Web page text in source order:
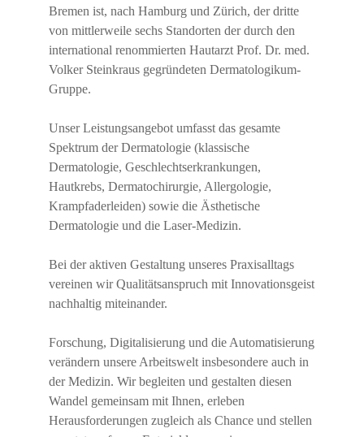
Bremen ist, nach Hamburg und Zürich, der dritte
von mittlerweile sechs Standorten der durch den
international renommierten Hautarzt Prof. Dr. med.
Volker Steinkraus gegründeten Dermatologikum-
Gruppe.
Unser Leistungsangebot umfasst das gesamte
Spektrum der Dermatologie (klassische
Dermatologie, Geschlechtserkrankungen,
Hautkrebs, Dermatochirurgie, Allergologie,
Krampfaderleiden) sowie die Ästhetische
Dermatologie und die Laser-Medizin.
Bei der aktiven Gestaltung unseres Praxisalltags
vereinen wir Qualitätsanspruch mit Innovationsgeist
nachhaltig miteinander.
Forschung, Digitalisierung und die Automatisierung
verändern unsere Arbeitswelt insbesondere auch in
der Medizin. Wir begleiten und gestalten diesen
Wandel gemeinsam mit Ihnen, erleben
Herausforderungen zugleich als Chance und stellen